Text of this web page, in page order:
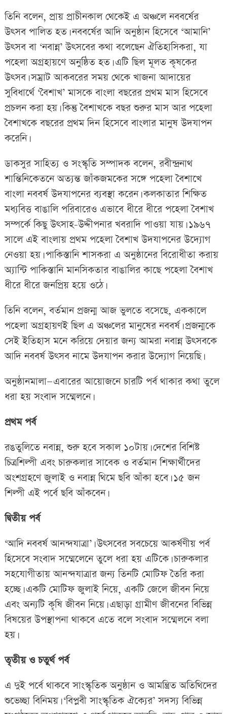
তিনি বলেন, প্রায় প্রাচীনকাল থেকেই এ অঞ্চলে নববর্ষের
উৎসব পালিত হত। নববর্ষের আদি অনুষ্ঠান হিসেবে ‘আমানি’
উৎসব বা ‘নবান্ন’ উৎসবের কথা বলেছেন ঐতিহাসিকরা, যা
পহেলা অগ্রহায়ণে অনুষ্ঠিত হত। এটি ছিল মূলত কৃষকের
উৎসব। সম্রাট আকবরের সময় থেকে খাজনা আদায়ের
সুবিধার্থে ‘বৈশাখ’ মাসকে বাংলা বছরের প্রথম মাস হিসেবে
প্রচলন করা হয়। কিন্তু বৈশাখকে বছর শুরুর মাস আর পহেলা
বৈশাখকে বছরের প্রথম দিন হিসেবে বাংলার মানুষ উদযাপন
করেনি।
ডাকসুর সাহিত্য ও সংস্কৃতি সম্পাদক বলেন, রবীন্দ্রনাথ
শান্তিনিকেতনে অত্যন্ত জাঁকজমকের সঙ্গে পহেলা বৈশাখে
বাংলা নববর্ষ উদযাপনের ব্যবস্থা করেন। কলকাতার শিক্ষিত
মধ্যবিত্ত বাঙালি পরিবারেও এভাবে ধীরে ধীরে পহেলা বৈশাখ
সম্পর্কে কিছু উৎসাহ-উদ্দীপনার খবরাদি পাওয়া যায়। ১৯৬৭
সালে এই বাংলায় প্রথম পহেলা বৈশাখ উদযাপনের উদ্যোগ
নেওয়া হয়। পাকিস্তানি শাসকরা এ অনুষ্ঠানের বিরোধীতা করায়
অ্যান্টি পাকিস্তানি মানসিকতার বাঙালির কাছে পহেলা বৈশাখ
ধীরে ধীরে জনপ্রিয় হয়ে ওঠে।
তিনি বলেন, বর্তমান প্রজন্ম আজ ভুলতে বসেছে, এককালে
পহেলা অগ্রহায়ণই ছিল এ অঞ্চলের মানুষের নববর্ষ। প্রজন্মকে
সেই ইতিহাস মনে করিয়ে দেয়ার জন্য আমরা নবান্ন উৎসবকে
আদি নববর্ষ উৎসব নামে উদযাপন করার উদ্যোগ নিয়েছি।
অনুষ্ঠানমালা—এবারের আয়োজনে চারটি পর্ব থাকার কথা তুলে
ধরা হয় সংবাদ সম্মেলনে।
প্রথম পর্ব
রঙতুলিতে নবান্ন, শুরু হবে সকাল ১০টায়। দেশের বিশিষ্ট
চিত্রশিল্পী এবং চারুকলার সাবেক ও বর্তমান শিক্ষার্থীদের
অংশগ্রহণে জুলাই ও নবান্ন থিমে ছবি আঁকা হবে। ১৫ জন
শিল্পী এই পর্বে ছবি আঁকবেন।
দ্বিতীয় পর্ব
‘আদি নববর্ষ আনন্দযাত্রা’। উৎসবের সবচেয়ে আকর্ষণীয় পর্ব
হিসেবে সংবাদ সম্মেলেনে তুলে ধরা হয় এটিকে। চারুকলার
সহযোগীতায় আনন্দযাত্রার জন্য তিনটি মোটিফ তৈরি করা
হচ্ছে। একটি মোটিফ জুলাই নিয়ে, একটি জেলে জীবন নিয়ে
এবং অন্যটি কৃষি জীবন নিয়ে। এছাড়া গ্রামীণ জীবনের বিভিন্ন
বিষয়ের উপস্থাপনা থাকবে এতে বলে সংবাদ সম্মেলনে বলা
হয়।
তৃতীয় ও চতুর্থ পর্ব
এ দুই পর্বে থাকবে সাংস্কৃতিক অনুষ্ঠান ও আমন্ত্রিত অতিথিদের
শুভেচ্ছা বিনিময়। ‘বিপ্লবী সাংস্কৃতিক ঐক্যের’ সদস্য বিভিন্ন